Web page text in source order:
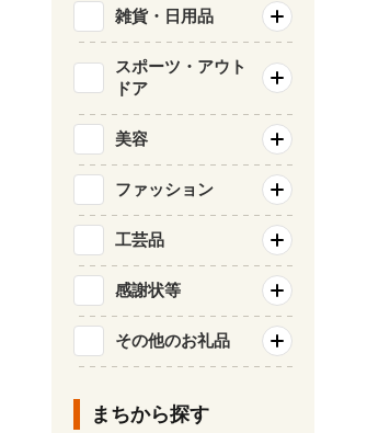
雑貨・日用品
スポーツ・アウト
ドア
美容
ファッション
工芸品
感謝状等
その他のお礼品
まちから探す